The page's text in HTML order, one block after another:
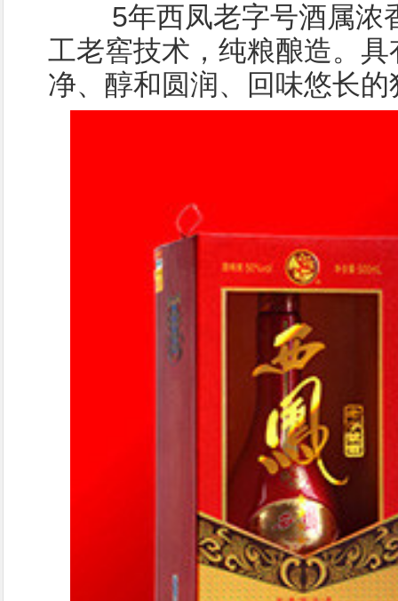
5年西凤老字号酒属浓
工老窖技术，纯粮酿造。
净、醇和圆润、回味悠长